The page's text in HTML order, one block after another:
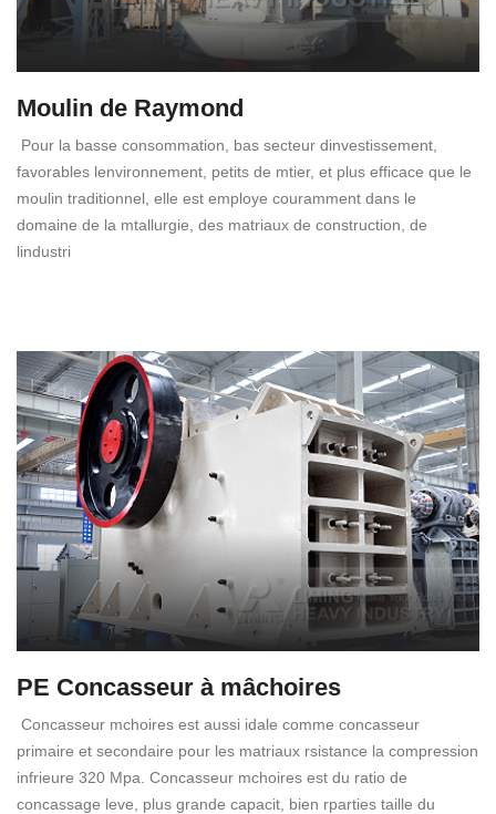
Moulin de Raymond
Pour la basse consommation, bas secteur dinvestissement,
favorables lenvironnement, petits de mtier, et plus efficace que le
moulin traditionnel, elle est employe couramment dans le
domaine de la mtallurgie, des matriaux de construction, de
lindustri
PE Concasseur à mâchoires
Concasseur mchoires est aussi idale comme concasseur
primaire et secondaire pour les matriaux rsistance la compression
infrieure 320 Mpa. Concasseur mchoires est du ratio de
concassage leve, plus grande capacit, bien rparties taille du